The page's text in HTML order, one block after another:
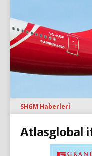
SHGM Haberleri
Atlasglobal